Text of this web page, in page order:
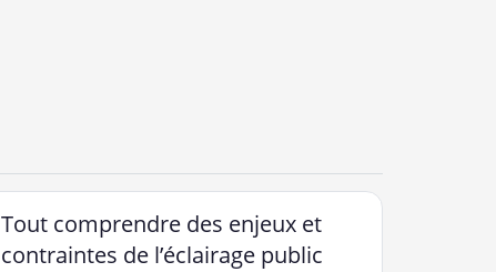
Tout comprendre des enjeux et
contraintes de l’éclairage public